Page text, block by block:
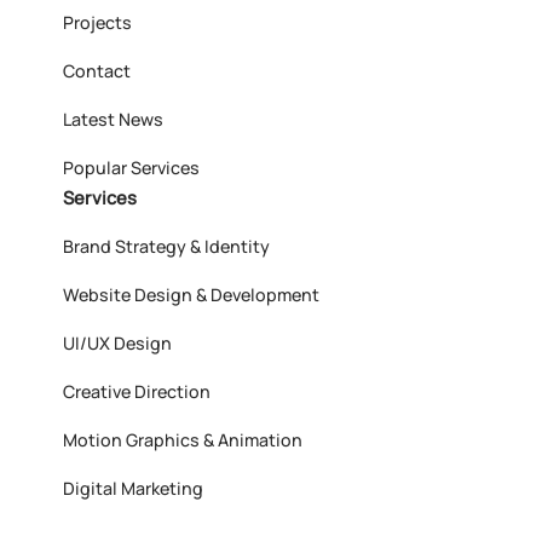
Projects
Contact
Latest News
Popular Services
Services
Brand Strategy & Identity
Website Design & Development
UI/UX Design
Creative Direction
Motion Graphics & Animation
Digital Marketing